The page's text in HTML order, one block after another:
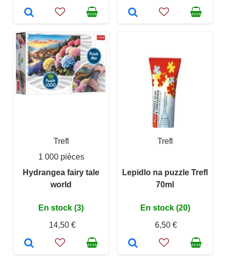
Trefl
1 000 pièces
Hydrangea fairy tale
world
En stock (3)
14,50 €
Trefl
Lepidlo na puzzle Trefl
70ml
En stock (20)
6,50 €